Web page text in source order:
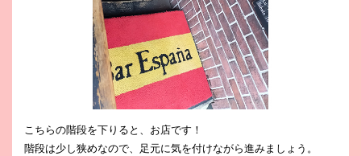
こちらの階段を下りると、お店です！
階段は少し狭めなので、足元に気を付けながら進みましょう。